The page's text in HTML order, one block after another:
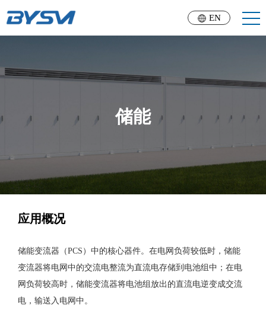
EN
储能
应用概况
储能变流器（PCS）中的核心器件。在电网负荷较低时，储能
变流器将电网中的交流电整流为直流电存储到电池组中；在电
网负荷较高时，储能变流器将电池组放出的直流电逆变成交流
电，输送入电网中。